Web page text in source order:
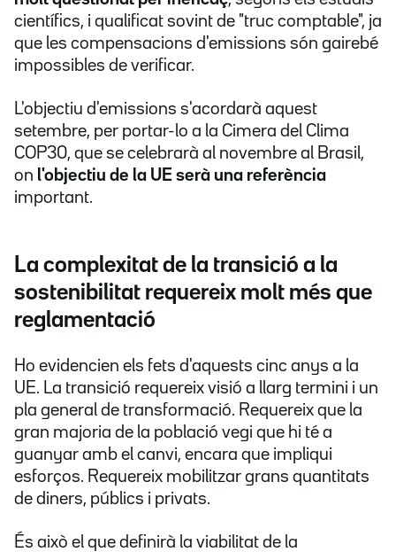
científics, i qualificat sovint de "truc comptable", ja
que les compensacions d'emissions són gairebé
impossibles de verificar.
L'objectiu d'emissions s'acordarà aquest
setembre, per portar-lo a la Cimera del Clima
COP30, que se celebrarà al novembre al Brasil,
on l'objectiu de la UE serà una referència
important.
La complexitat de la transició a la
sostenibilitat requereix molt més que
reglamentació
Ho evidencien els fets d'aquests cinc anys a la
UE. La transició requereix visió a llarg termini i un
pla general de transformació. Requereix que la
gran majoria de la població vegi que hi té a
guanyar amb el canvi, encara que impliqui
esforços. Requereix mobilitzar grans quantitats
de diners, públics i privats.
És això el que definirà la viabilitat de la